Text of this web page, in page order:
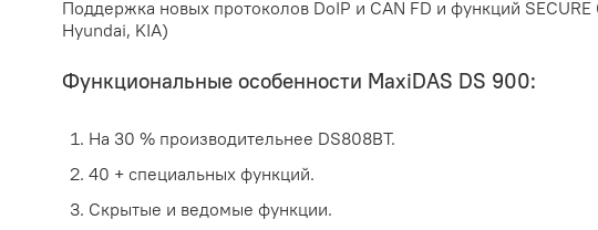
Поддержка новых протоколов DoIP и CAN FD и функций
Hyundai, KIA)
Функциональные особенности MaxiDAS DS 900:
На 30 % производительнее DS808BT.
40 + специальных функций.
Скрытые и ведомые функции.